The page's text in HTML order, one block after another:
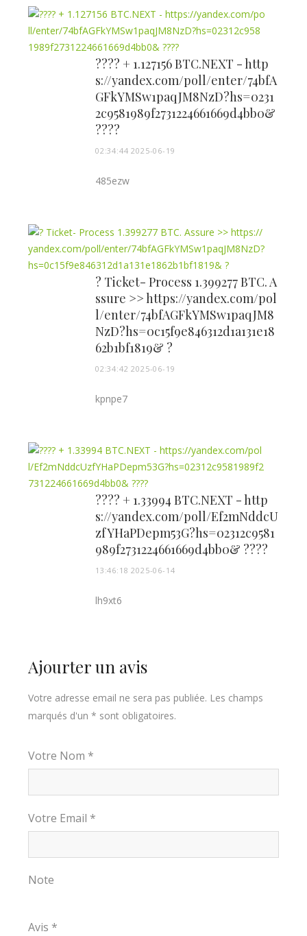
???? + 1.127156 BTC.NEXT - http
s://yandex.com/poll/enter/74bfA
GFkYMSw1paqJM8NzD?hs=0231
2c9581989f2731224661669d4bb0&
????
02:34:44 2025-06-19
485ezw
? Ticket- Process 1.399277 BTC. A
ssure >> https://yandex.com/pol
l/enter/74bfAGFkYMSw1paqJM8
NzD?hs=0c15f9e846312d1a131e18
62b1bf1819& ?
02:34:42 2025-06-19
kpnpe7
???? + 1.33994 BTC.NEXT - http
s://yandex.com/poll/Ef2mNddcU
zfYHaPDepm53G?hs=02312c9581
989f2731224661669d4bb0& ????
13:46:18 2025-06-14
lh9xt6
Ajourter un avis
Votre adresse email ne sera pas publiée. Les champs
marqués d'un * sont obligatoires.
Votre Nom *
Votre Email *
Note
Avis *